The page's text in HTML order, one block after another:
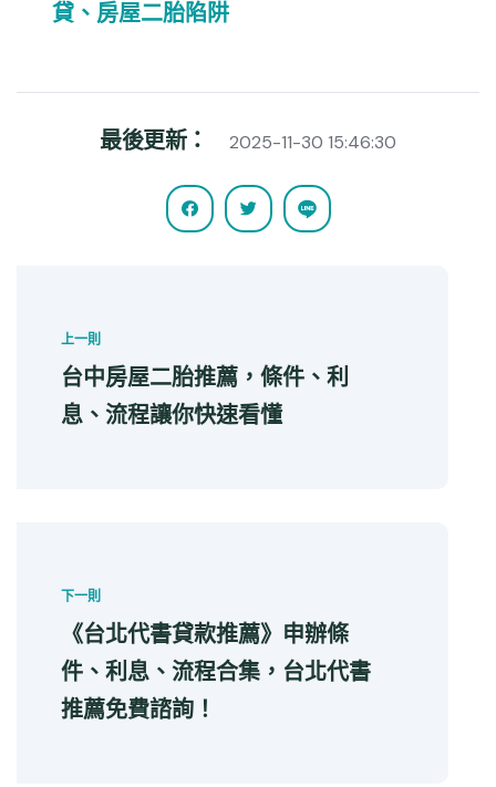
貸、房屋二胎陷阱
最後更新： 2025-11-30 15:46:30
上一則
台中房屋二胎推薦，條件、利
息、流程讓你快速看懂
下一則
《台北代書貸款推薦》申辦條
件、利息、流程合集，台北代書
推薦免費諮詢！